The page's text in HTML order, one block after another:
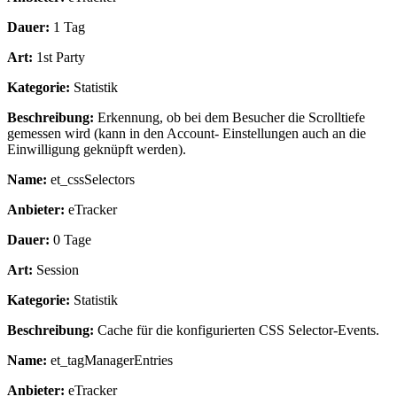
Dauer: 1 Tag
Art: 1st Party
Kategorie: Statistik
Beschreibung: Erkennung, ob bei dem Besucher die Scrolltiefe
gemessen wird (kann in den Account- Einstellungen auch an die
Einwilligung geknüpft werden).
Name: et_cssSelectors
Anbieter: eTracker
Dauer: 0 Tage
Art: Session
Kategorie: Statistik
Beschreibung: Cache für die konfigurierten CSS Selector-Events.
Name: et_tagManagerEntries
Anbieter: eTracker